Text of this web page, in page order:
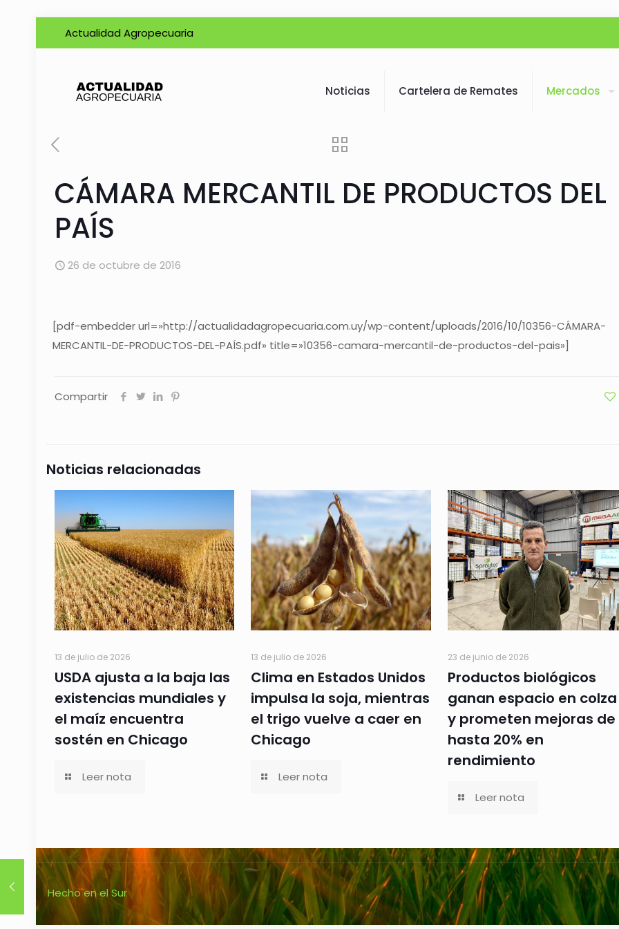
Actualidad Agropecuaria
Noticias Cartelera de Remates Mercados
CÁMARA MERCANTIL DE PRODUCTOS DEL
PAÍS
26 de octubre de 2016
[pdf-embedder url=»http://actualidadagropecuaria.com.uy/wp-content/uploads/2016/10/10356-CÁMARA-
MERCANTIL-DE-PRODUCTOS-DEL-PAÍS.pdf» title=»10356-camara-mercantil-de-productos-del-pais»]
Compartir
Noticias relacionadas
13 de julio de 2026
USDA ajusta a la baja las
existencias mundiales y
el maíz encuentra
sostén en Chicago
Leer nota
13 de julio de 2026
Clima en Estados Unidos
impulsa la soja, mientras
el trigo vuelve a caer en
Chicago
Leer nota
23 de junio de 2026
Productos biológicos
ganan espacio en colza
y prometen mejoras de
hasta 20% en
rendimiento
Leer nota
Hecho en el Sur